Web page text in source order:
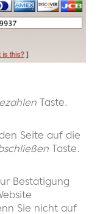
Taste.
Seite auf die
Taste.
Bestätigung
Sie nicht auf